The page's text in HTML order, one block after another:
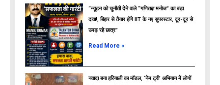
ads
“न्यूटन को चुनौती देने वाले “गणितज्ञ मनोज” का बड़ा
दावा!, बिहार से तैयार होंगे IIT के नए सुपरस्टार, दूर-दूर से
उमड़ रहे छात्र”
Read More »
नवादा बना हरियाली का मॉडल, ‘नेम ट्री’ अभियान में लोगों